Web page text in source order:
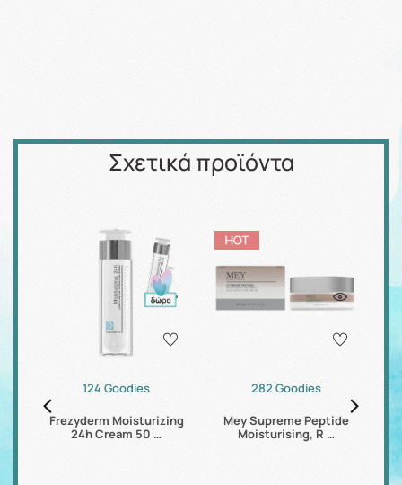
Σχετικά προϊόντα
124 Goodies
Frezyderm Moisturizing
24h Cream 50 …
282 Goodies
Mey Supreme Peptide
Moisturising, R …